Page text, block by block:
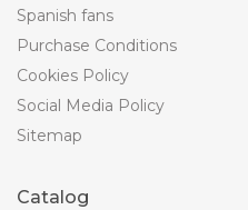
Spanish fans
Purchase Conditions
Cookies Policy
Social Media Policy
Sitemap
Catalog